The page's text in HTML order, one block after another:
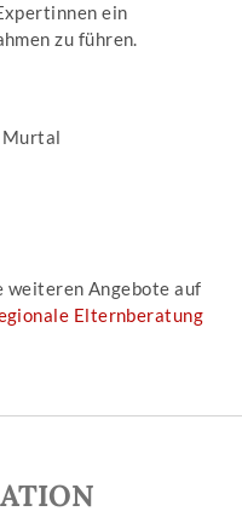
ein
zu führen.
Murtal
weiteren Angebote auf
Elternberatung